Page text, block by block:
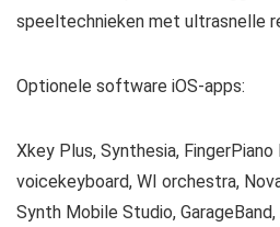
speeltechnieken met ultrasnelle
Optionele software iOS-apps:
Xkey Plus, Synthesia,
voicekeyboard, WI orchestra,
Synth Mobile Studio,